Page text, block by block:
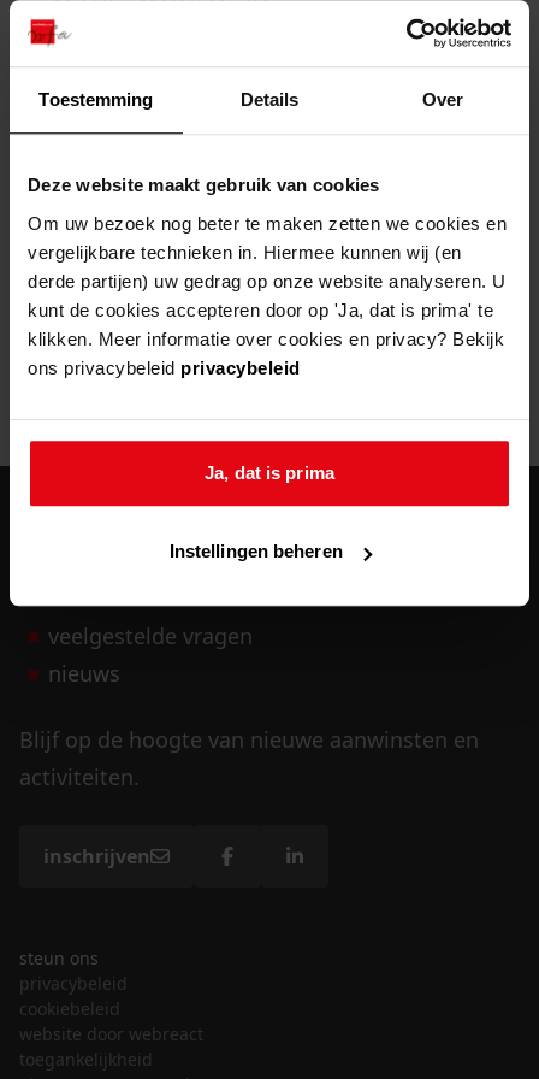
Toestemming Details Over
Deze website maakt gebruik van cookies
Om uw bezoek nog beter te maken zetten we cookies en
vergelijkbare technieken in. Hiermee kunnen wij (en
derde partijen) uw gedrag op onze website analyseren. U
kunt de cookies accepteren door op 'Ja, dat is prima' te
klikken. Meer informatie over cookies en privacy? Bekijk
ons privacybeleid privacybeleid
Ja, dat is prima
Instellingen beheren
bouwvergunningen
omgevingsvergunningen
vergunningen
uitleg nodig?
Wij helpen u op weg met een aantal zoektips.
bekijk alle zoektips
Wij helpen u op weg met een aantal zoektips.
bekijk alle zoektips
bekijk ons geschiedenislokaal
advisering en toezicht
beleidsplan
gemeenschappelijke regeling
publiek jaarverslag
steun het archief
U kunt ook Vriend worden en het Westfries
Archief steunen.
meer weten
zoektips
Door een fout tijdens het verwerken van deze pagina is het niet
404- Not Found
Mogelijk kunt u deze pagina niet bezoeken door:
een verouderde bladwijzer/favoriet
veelgestelde vragen
nieuws
Blijf op de hoogte van nieuwe aanwinsten en
activiteiten.
inschrijven
steun ons
privacybeleid
cookiebeleid
website door webreact
toegankelijkheid